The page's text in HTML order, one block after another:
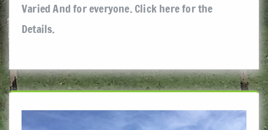
Varied And for everyone. Click here for the
Details.